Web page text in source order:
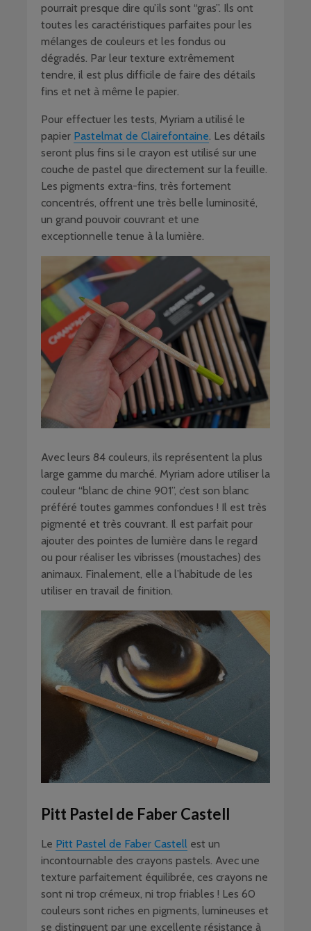
pourrait presque dire qu’ils sont “gras”. Ils ont
toutes les caractéristiques parfaites pour les
mélanges de couleurs et les fondus ou
dégradés. Par leur texture extrêmement
tendre, il est plus difficile de faire des détails
fins et net à même le papier.
Pour effectuer les tests, Myriam a utilisé le
papier Pastelmat de Clairefontaine. Les détails
seront plus fins si le crayon est utilisé sur une
couche de pastel que directement sur la feuille.
Les pigments extra-fins, très fortement
concentrés, offrent une très belle luminosité,
un grand pouvoir couvrant et une
exceptionnelle tenue à la lumière.
Avec leurs 84 couleurs, ils représentent la plus
large gamme du marché. Myriam adore utiliser la
couleur “blanc de chine 901”, c’est son blanc
préféré toutes gammes confondues ! Il est très
pigmenté et très couvrant. Il est parfait pour
ajouter des pointes de lumière dans le regard
ou pour réaliser les vibrisses (moustaches) des
animaux. Finalement, elle a l’habitude de les
utiliser en travail de finition.
Pitt Pastel de Faber Castell
Le Pitt Pastel de Faber Castell est un
incontournable des crayons pastels. Avec une
texture parfaitement équilibrée, ces crayons ne
sont ni trop crémeux, ni trop friables ! Les 60
couleurs sont riches en pigments, lumineuses et
se distinguent par une excellente résistance à